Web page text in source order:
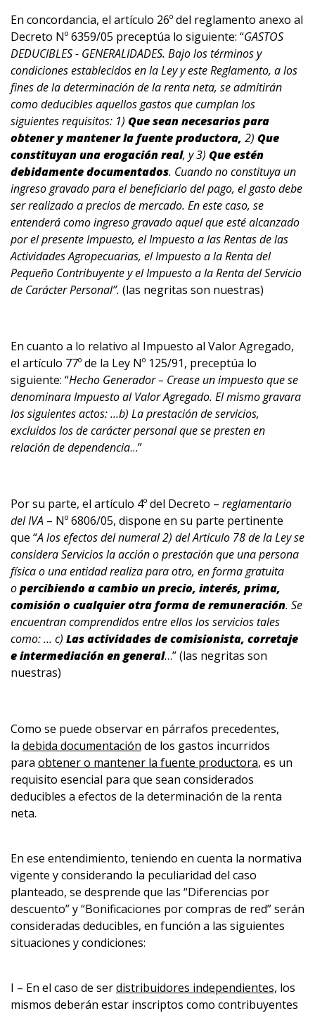
En concordancia, el artículo 26º del reglamento anexo al
Decreto Nº 6359/05 preceptúa lo siguiente: “GASTOS
DEDUCIBLES - GENERALIDADES. Bajo los términos y
condiciones establecidos en la Ley y este Reglamento, a los
fines de la determinación de la renta neta, se admitirán
como deducibles aquellos gastos que cumplan los
siguientes requisitos: 1) Que sean necesarios para
obtener y mantener la fuente productora, 2) Que
constituyan una erogación real, y 3) Que estén
debidamente documentados. Cuando no constituya un
ingreso gravado para el beneficiario del pago, el gasto debe
ser realizado a precios de mercado. En este caso, se
entenderá como ingreso gravado aquel que esté alcanzado
por el presente Impuesto, el Impuesto a las Rentas de las
Actividades Agropecuarias, el Impuesto a la Renta del
Pequeño Contribuyente y el Impuesto a la Renta del Servicio
de Carácter Personal”. (las negritas son nuestras)
En cuanto a lo relativo al Impuesto al Valor Agregado,
el artículo 77º de la Ley Nº 125/91, preceptúa lo
siguiente: “Hecho Generador – Crease un impuesto que se
denominara Impuesto al Valor Agregado. El mismo gravara
los siguientes actos: …b) La prestación de servicios,
excluidos los de carácter personal que se presten en
relación de dependencia…”
Por su parte, el artículo 4º del Decreto – reglamentario
del IVA – Nº 6806/05, dispone en su parte pertinente
que “A los efectos del numeral 2) del Articulo 78 de la Ley se
considera Servicios la acción o prestación que una persona
física o una entidad realiza para otro, en forma gratuita
opercibiendo a cambio un precio, interés, prima,
comisión o cualquier otra forma de remuneración. Se
encuentran comprendidos entre ellos los servicios tales
como: … c) Las actividades de comisionista, corretaje
e intermediación en general…” (las negritas son
nuestras)
Como se puede observar en párrafos precedentes,
la debida documentación de los gastos incurridos
para obtener o mantener la fuente productora, es un
requisito esencial para que sean considerados
deducibles a efectos de la determinación de la renta
neta.
En ese entendimiento, teniendo en cuenta la normativa
vigente y considerando la peculiaridad del caso
planteado, se desprende que las “Diferencias por
descuento” y “Bonificaciones por compras de red” serán
consideradas deducibles, en función a las siguientes
situaciones y condiciones:
I – En el caso de serdistribuidores independientes, los
mismos deberán estar inscriptos como contribuyentes